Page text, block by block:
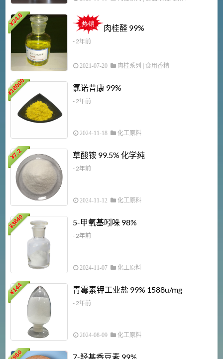
¥
34.8
肉桂醛 99%
- 2年前
2021-07-20 肉桂系列 | 食用香精
¥
18000 氯诺昔康 99%
- 2年前
2024-11-18 化工原料
¥
7.2 草酸铵 99.5% 化学纯
- 2年前
2024-11-12 化工原料
¥
3840 5-甲氧基吲哚 98%
- 2年前
2024-11-07 化工原料
¥
144 青霉素钾工业盐 99% 1588u/mg
- 2年前
2024-08-09 化工原料
960 7-羟基香豆素 99%